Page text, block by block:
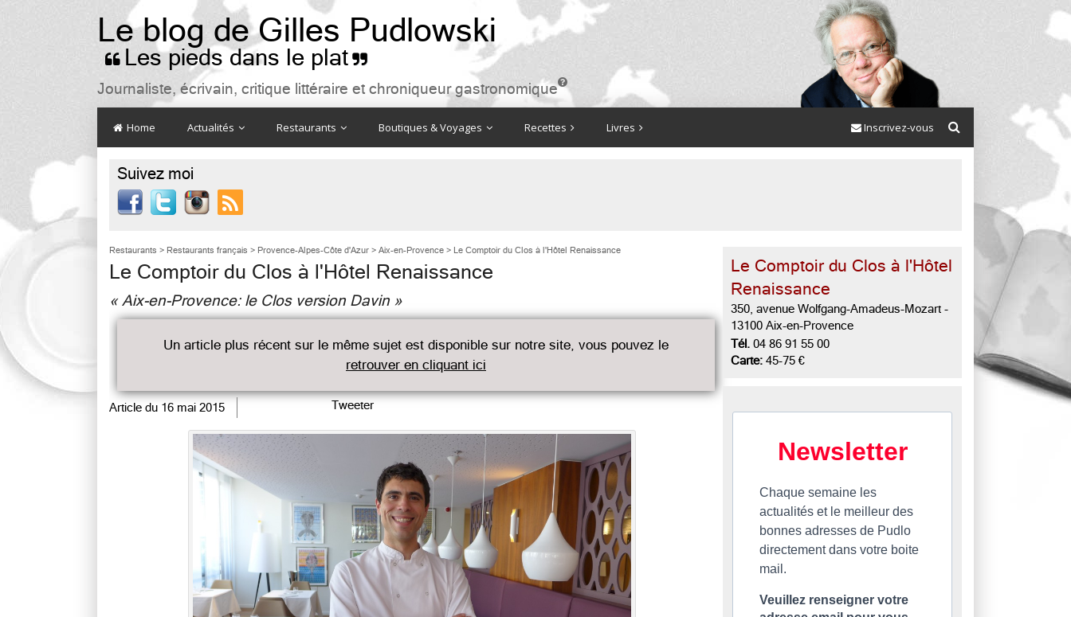
Le blog de Gilles Pudlowski
 Les pieds dans le plat 
Journaliste, écrivain, critique littéraire et chroniqueur gastronomique

Home Actualités Restaurants Boutiques & Voyages Recettes Livres Inscrivez-vous
Suivez moi

Restaurants > Restaurants français > Provence-Alpes-Côte d'Azur > Aix-en-Provence > Le Comptoir du Clos à l'Hôtel Renaissance
Le Comptoir du Clos à l'Hôtel Renaissance
« Aix-en-Provence: le Clos version Davin »
Un article plus récent sur le même sujet est disponible sur notre site, vous pouvez le
retrouver en cliquant ici
Article du 16 mai 2015 Tweeter
Le Comptoir du Clos à l'Hôtel
Renaissance
350, avenue Wolfgang-Amadeus-Mozart -
13100 Aix-en-Provence
Tél. 04 86 91 55 00
Carte: 45-75 €
Newsletter
Chaque semaine les
actualités et le meilleur des
bonnes adresses de Pudlo
directement dans votre boite
mail.
Veuillez renseigner votre